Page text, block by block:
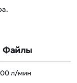
Файлы
л/мин